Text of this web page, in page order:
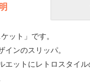
ット」です。
インのスリッパ。
エットにレトロスタイ